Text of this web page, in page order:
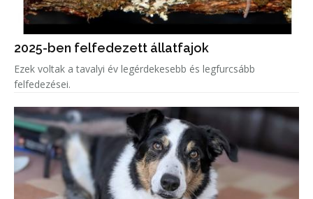
2025-ben felfedezett állatfajok
Ezek voltak a tavalyi év legérdekesebb és legfurcsább
felfedezései.